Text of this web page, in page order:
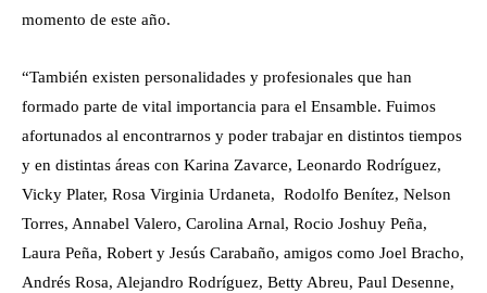
momento de este año.
“También existen personalidades y profesionales que han
formado parte de vital importancia para el Ensamble. Fuimos
afortunados al encontrarnos y poder trabajar en distintos tiempos
y en distintas áreas con Karina Zavarce, Leonardo Rodríguez,
Vicky Plater, Rosa Virginia Urdaneta, Rodolfo Benítez, Nelson
Torres, Annabel Valero, Carolina Arnal, Rocio Joshuy Peña,
Laura Peña, Robert y Jesús Carabaño, amigos como Joel Bracho,
Andrés Rosa, Alejandro Rodríguez, Betty Abreu, Paul Desenne,